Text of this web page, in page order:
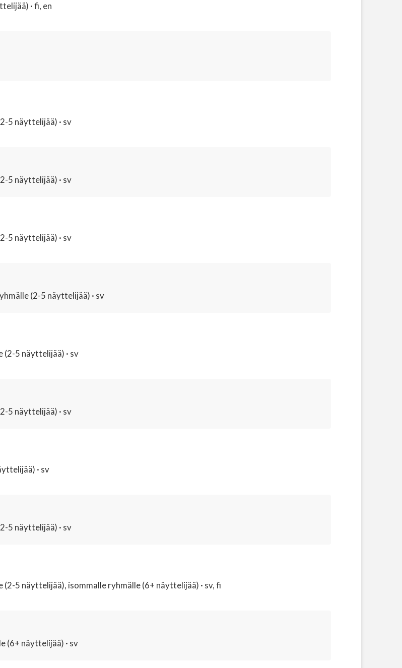
· fi, en
5 näyttelijää) · sv
5 näyttelijää) · sv
5 näyttelijää) · sv
(2-5 näyttelijää) · sv
(2-5 näyttelijää) · sv
5 näyttelijää) · sv
· sv
5 näyttelijää) · sv
(2-5 näyttelijää), isommalle ryhmälle (6+ näyttelijää) · sv, fi
(6+ näyttelijää) · sv